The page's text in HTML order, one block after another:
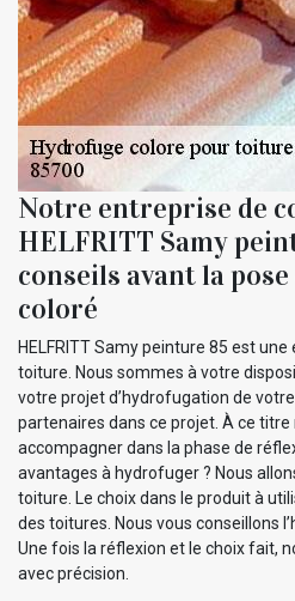
Notre entreprise de
HELFRITT Samy
conseils avant la
coloré
HELFRITT Samy peinture 85 est
toiture. Nous sommes à votre
votre projet d’hydrofugation de
partenaires dans ce projet. À ce titre
accompagner dans la phase de
avantages à hydrofuger ? Nous
toiture. Le choix dans le produit à
des toitures. Nous vous conseillons
Une fois la réflexion et le choix fait,
avec précision.